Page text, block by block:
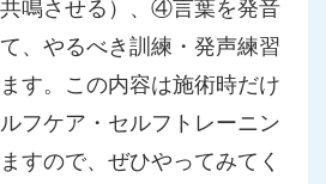
、やるべき訓練・発声練習
す。この内容は施術時だけ
フケア・セルフトレーニン
すので、ぜひやってみてく